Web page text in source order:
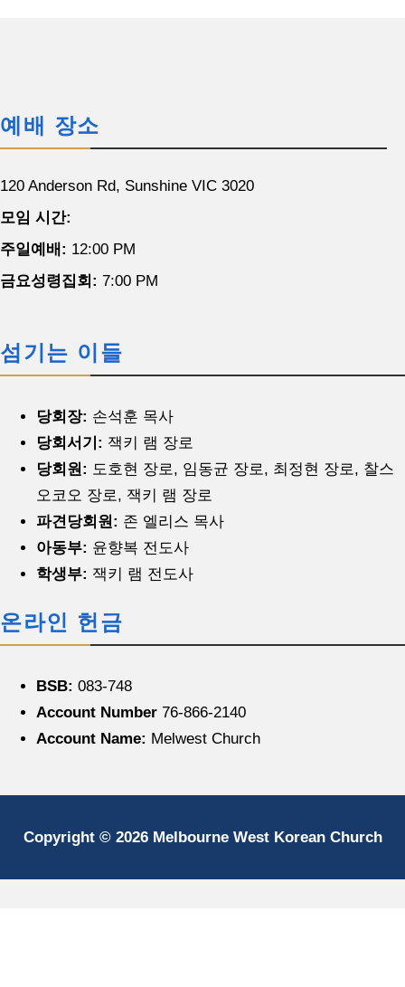
예배 장소
120 Anderson Rd, Sunshine VIC 3020
모임 시간:
주일예배: 12:00 PM
금요성령집회: 7:00 PM
섬기는 이들
당회장: 손석훈 목사
당회서기: 잭키 램 장로
당회원: 도호현 장로, 임동균 장로, 최정현 장로, 찰스
오코오 장로, 잭키 램 장로
파견당회원: 존 엘리스 목사
아동부: 윤향복 전도사
학생부: 잭키 램 전도사
온라인 헌금
BSB: 083-748
Account Number 76-866-2140
Account Name: Melwest Church
Copyright © 2026 Melbourne West Korean Church